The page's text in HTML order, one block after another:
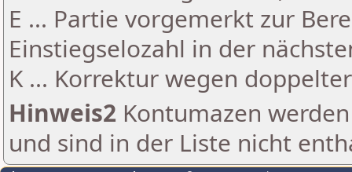
E ... Partie vorgemerkt zur
Einstiegselozahl in der
K ... Korrektur wegen
Hinweis2 Kontumazen
und sind in der Liste nicht